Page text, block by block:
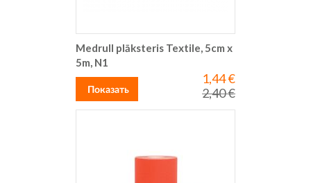
Medrull plāksteris Textile, 5cm x
5m, N1
Special
Price
1,44 €
Regular
Price
2,40 €
Показать